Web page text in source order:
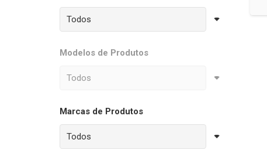
Modelos de Produtos
Marcas de Produtos